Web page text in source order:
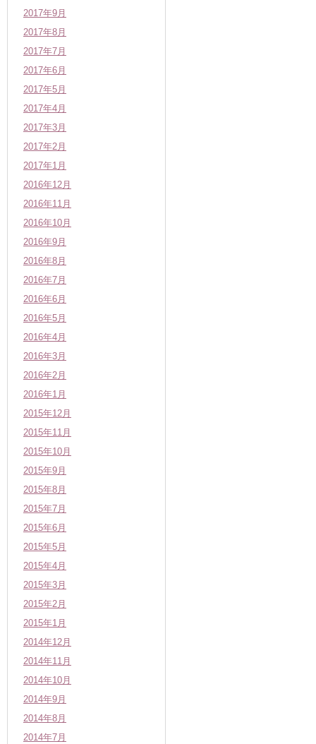
2017年9月
2017年8月
2017年7月
2017年6月
2017年5月
2017年4月
2017年3月
2017年2月
2017年1月
2016年12月
2016年11月
2016年10月
2016年9月
2016年8月
2016年7月
2016年6月
2016年5月
2016年4月
2016年3月
2016年2月
2016年1月
2015年12月
2015年11月
2015年10月
2015年9月
2015年8月
2015年7月
2015年6月
2015年5月
2015年4月
2015年3月
2015年2月
2015年1月
2014年12月
2014年11月
2014年10月
2014年9月
2014年8月
2014年7月